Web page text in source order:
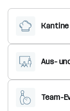
Kantine
Aus-
Team-